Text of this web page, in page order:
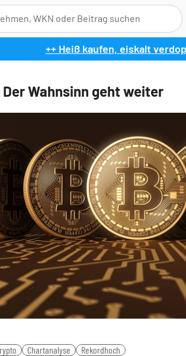
++ Heiß kaufen, eiskalt
Wahnsinn geht weiter
Chartanalyse Rekordhoch